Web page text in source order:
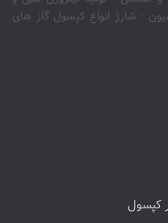
- شارژ انواع کپسول گاز های
کپسول